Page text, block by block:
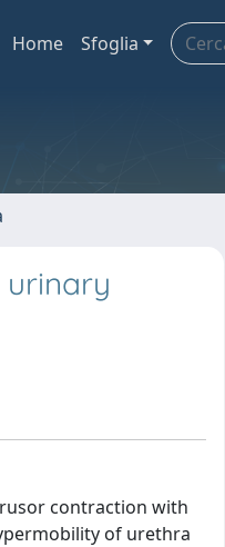
Home Sfoglia
contraction with
of urethra